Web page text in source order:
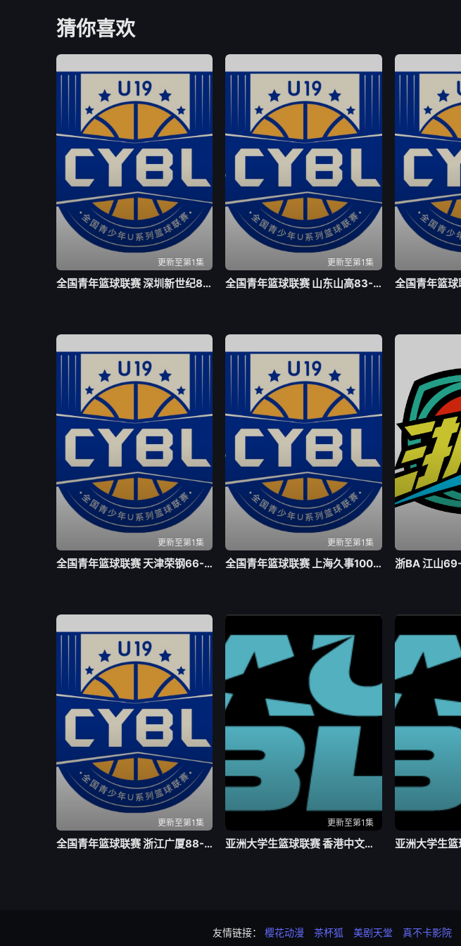
猜你喜欢
更新至第1集
全国青年篮球联赛 深圳新世纪83-72北京首钢20260804
更新至第1集
全国青年篮球联赛 山东山高83-70龙狮青年20260804
更新至第1集
全国青年篮球联赛 天津荣钢66-79吉林东北虎20260804
更新至第1集
全国青年篮球联赛 上海久事100-74浙江稠州银行20260803
更新至第1集
全国青年篮球联赛 浙江广厦88-64福建浔兴20260803
更新至第1集
亚洲大学生篮球联赛 香港中文大学VS延世大学20260803
友情链接： 樱花动漫 茶杯狐 美剧天堂 真不卡影院